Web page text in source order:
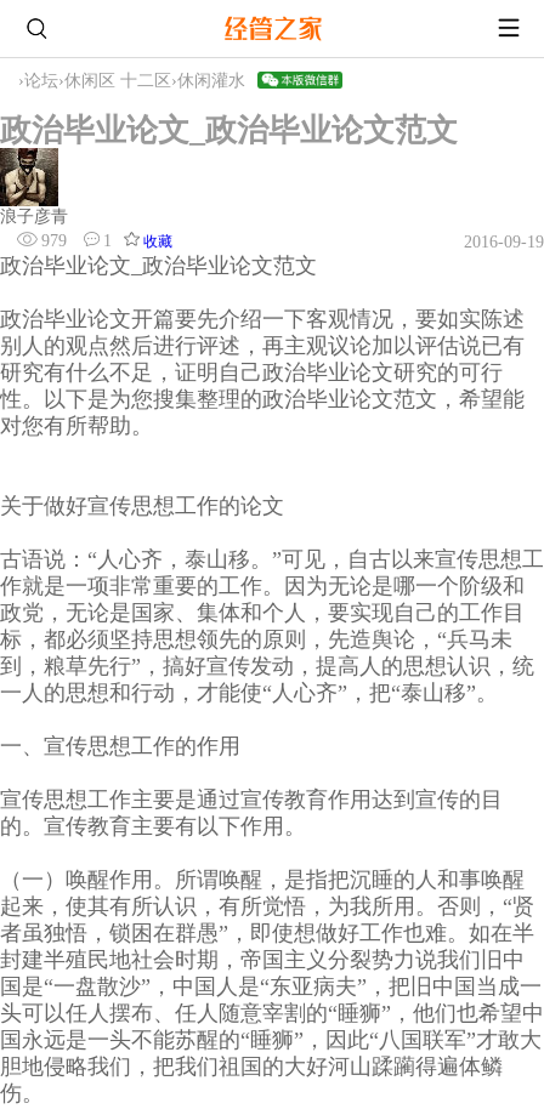
›论坛›休闲区 十二区 ›休闲灌水
政治毕业论文_政治毕业论文范文
浪子彦青
979
1 收藏 2016-09-19
政治毕业论文_政治毕业论文范文
政治毕业论文开篇要先介绍一下客观情况，要如实陈述
别人的观点然后进行评述，再主观议论加以评估说已有
研究有什么不足，证明自己政治毕业论文研究的可行
性。以下是为您搜集整理的政治毕业论文范文，希望能
对您有所帮助。
关于做好宣传思想工作的论文
古语说：“人心齐，泰山移。”可见，自古以来宣传思想工
作就是一项非常重要的工作。因为无论是哪一个阶级和
政党，无论是国家、集体和个人，要实现自己的工作目
标，都必须坚持思想领先的原则，先造舆论，“兵马未
到，粮草先行”，搞好宣传发动，提高人的思想认识，统
一人的思想和行动，才能使“人心齐”，把“泰山移”。
一、宣传思想工作的作用
宣传思想工作主要是通过宣传教育作用达到宣传的目
的。宣传教育主要有以下作用。
（一）唤醒作用。所谓唤醒，是指把沉睡的人和事唤醒
起来，使其有所认识，有所觉悟，为我所用。否则，“贤
者虽独悟，锁困在群愚”，即使想做好工作也难。如在半
封建半殖民地社会时期，帝国主义分裂势力说我们旧中
国是“一盘散沙”，中国人是“东亚病夫”，把旧中国当成一
头可以任人摆布、任人随意宰割的“睡狮”，他们也希望中
国永远是一头不能苏醒的“睡狮”，因此“八国联军”才敢大
胆地侵略我们，把我们祖国的大好河山蹂躏得遍体鳞
伤。